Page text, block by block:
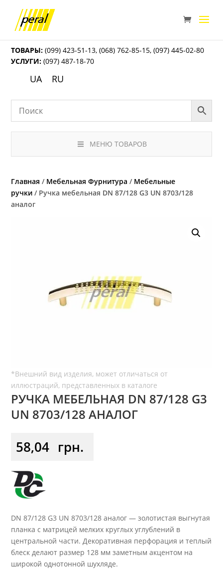
ТОВАРЫ: (099) 423-51-13,(068) 762-85-15,(097) 445-02-80
УСЛУГИ: (097) 487-18-70
UA RU
МЕНЮ ТОВАРОВ
Главная / Мебельная Фурнитура / Мебельные
ручки / Ручка мебельная DN 87/128 G3 UN 8703/128
аналог
РУЧКА МЕБЕЛЬНАЯ DN 87/128 G3
UN 8703/128 АНАЛОГ
58,04 грн.
DN 87/128 G3 UN 8703/128 аналог — золотистая выгнутая
планка с матрицей мелких круглых углублений в
центральной части. Декоративная перфорация и теплый
блеск делают размер 128 мм заметным акцентом на
широкой однотонной шухляде.